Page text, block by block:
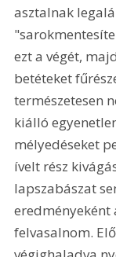
asztalnak
ezt a végét,
betéteket
természetesen
kiálló
mélyedéseket
ívelt rész
lapszabászat
eredményeként
felvasalnom.